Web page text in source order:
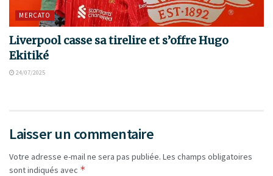
MERCATO
Liverpool casse sa tirelire et s’offre Hugo
Ekitiké
24/07/2025
Laisser un commentaire
Votre adresse e-mail ne sera pas publiée. Les champs obligatoires
sont indiqués avec *